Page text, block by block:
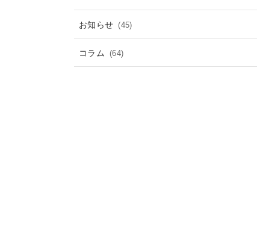
お知らせ (45)
コラム (64)